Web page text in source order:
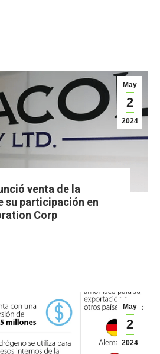
May
2
2024
venta de la
su participación en
Corp
May
2
2024